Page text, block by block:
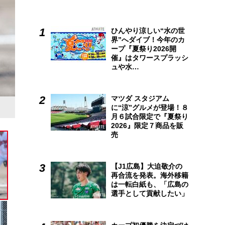
気迫あふれる投球が持ち味の大道温貴。2年目の今季はシ
ひんやり涼しい“水の世
界”へダイブ！今年のカ
ープ『夏祭り2026開
催』はタワースプラッシ
ュや水…
マツダ スタジアム
に“涼”グルメが登場！８
月６試合限定で『夏祭り
2026』限定７商品を販
売
【J1広島】大迫敬介の
再合流を発表。海外移籍
は一転白紙も、「広島の
選手として貢献したい」